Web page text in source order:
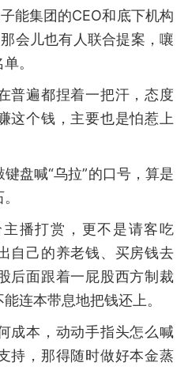
能集团的CEO和底下机构
会儿也有人联合提案，嚷
。
普遍都捏着一把汗，态度
这个钱，主要也是怕惹上
盘喊“乌拉”的口号，算是
播打赏，更不是请客吃
自己的养老钱、买房钱去
后面跟着一屁股西方制裁
连本带息地把钱还上。
成本，动动手指头怎么喊
持，那得随时做好本金蒸